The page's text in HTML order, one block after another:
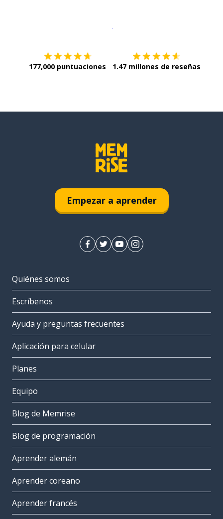
177,000 puntuaciones 1.47 millones de reseñas
Empezar a aprender
Quiénes somos
Escríbenos
Ayuda y preguntas frecuentes
Aplicación para celular
Planes
Equipo
Blog de Memrise
Blog de programación
Aprender alemán
Aprender coreano
Aprender francés